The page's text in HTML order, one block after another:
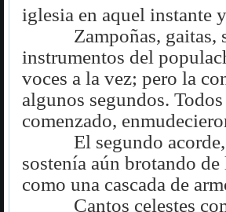
iglesia en aquel instante
Zampoñas, gaitas,
instrumentos del
voces a la vez; pero la
algunos segundos.
comenzado,
El segundo
sostenía aún brotando
como una cascada de
Cantos celestes